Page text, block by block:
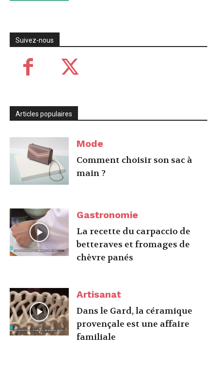
Suivez-nous
Articles populaires
Mode
Comment choisir son sac à
main ?
Gastronomie
La recette du carpaccio de
betteraves et fromages de
chèvre panés
Artisanat
Dans le Gard, la céramique
provençale est une affaire
familiale